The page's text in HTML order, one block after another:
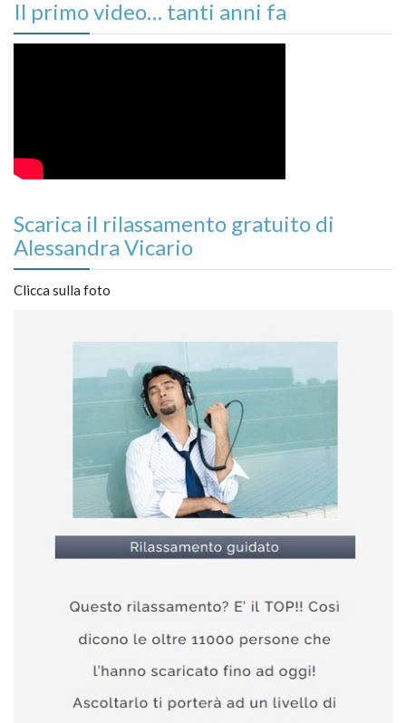
Il primo video… tanti anni fa
Scarica il rilassamento gratuito di
Alessandra Vicario
Clicca sulla foto